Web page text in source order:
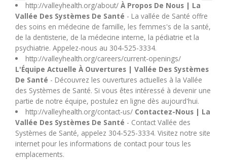
R
S
T
U
V
http://valleyhealth.org/about/ À Propos De Nous | La
Vallée Des Systèmes De Santé - La vallée de Santé offre
des soins en médecine de famille, les femmes's de la santé,
de la dentisterie, de la médecine interne, la pédiatrie et la
psychiatrie. Appelez-nous au 304-525-3334.
http://valleyhealth.org/careers/current-openings/
L'Équipe Actuelle À Ouvertures | Vallée Des Systèmes
De Santé - Découvrez les ouvertures actuelles à la Vallée
des Systèmes de Santé. Si vous êtes intéressé à devenir une
partie de notre équipe, postulez en ligne dès aujourd'hui.
http://valleyhealth.org/contact-us/ Contactez-Nous | La
Vallée Des Systèmes De Santé - Contact Vallée des
Systèmes de Santé, appelez 304-525-3334. Visitez notre site
internet pour les informations de contact pour tous les
emplacements.